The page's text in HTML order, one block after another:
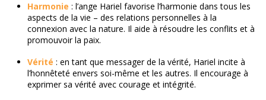
Harmonie : l’ange Hariel favorise l’harmonie dans tous les
aspects de la vie – des relations personnelles à la
connexion avec la nature. Il aide à résoudre les conflits et à
promouvoir la paix.
Vérité : en tant que messager de la vérité, Hariel incite à
l’honnêteté envers soi-même et les autres. Il encourage à
exprimer sa vérité avec courage et intégrité.